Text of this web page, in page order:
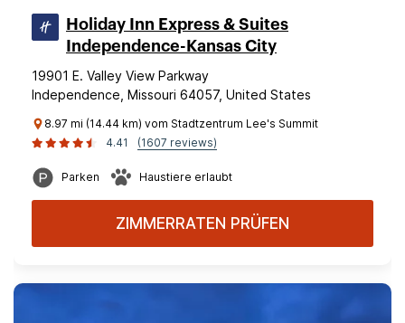
Holiday Inn Express & Suites
Independence-Kansas City
19901 E. Valley View Parkway
Independence, Missouri 64057, United States
8.97 mi (14.44 km) vom Stadtzentrum Lee's Summit
4.41
(1607 reviews)
Parken Haustiere erlaubt
ZIMMERRATEN PRÜFEN